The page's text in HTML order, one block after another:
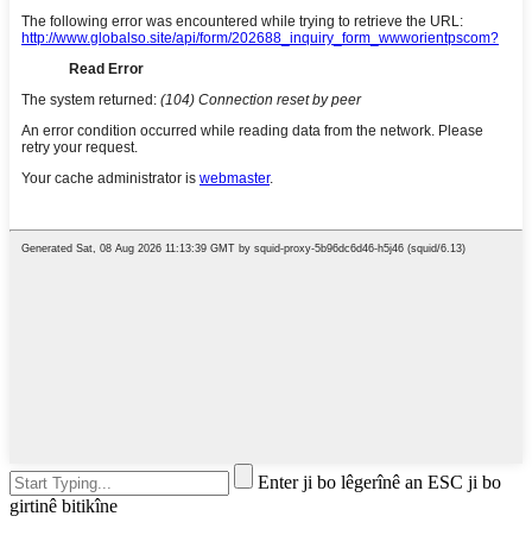
Enter ji bo lêgerînê an ESC ji bo
girtinê bitikîne